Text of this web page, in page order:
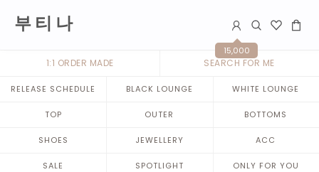
부 티 나
15,000
1:1 ORDER MADE SEARCH FOR ME
RELEASE SCHEDULE BLACK LOUNGE WHITE LOUNGE
TOP OUTER BOTTOMS
SHOES JEWELLERY ACC
SALE SPOTLIGHT ONLY FOR YOU